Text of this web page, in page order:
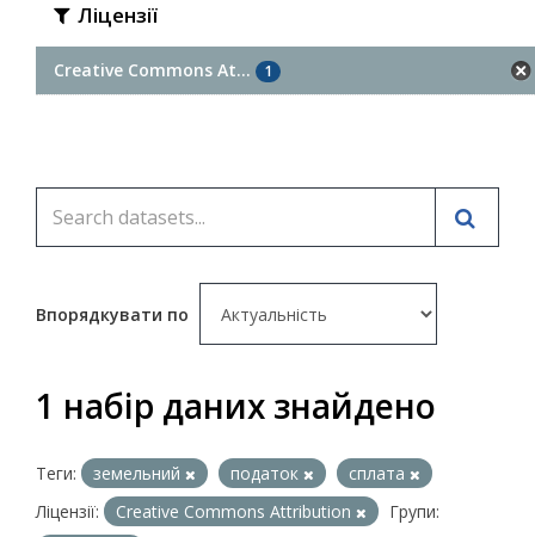
Ліцензії
Creative Commons At... 1
Впорядкувати по
1 набір даних знайдено
Теги: земельний податок
сплата
Ліцензії:
Creative Commons Attribution
Групи: